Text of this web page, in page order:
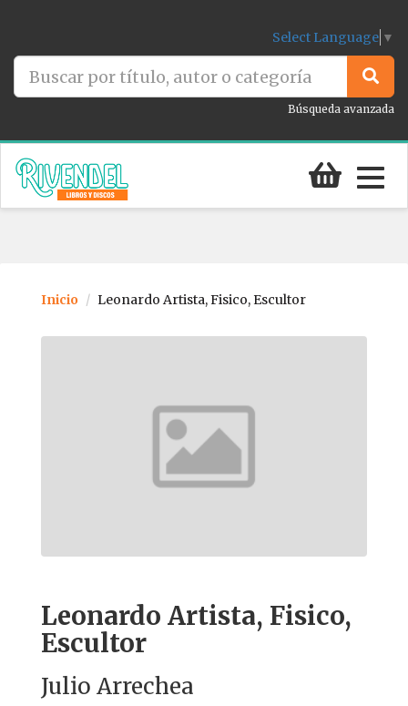
Select Language ▼
Búsqueda avanzada
Inicio Leonardo Artista, Fisico, Escultor
Leonardo Artista, Fisico,
Escultor
Julio Arrechea